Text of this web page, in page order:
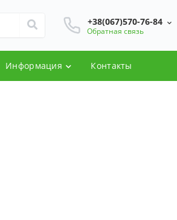
+38(067)570-76-84
Обратная связь
Информация Контакты